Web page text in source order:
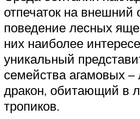
отпечаток на внешний
поведение лесных
них наиболее
уникальный
семейства агамовых –
дракон, обитающий в
тропиков.